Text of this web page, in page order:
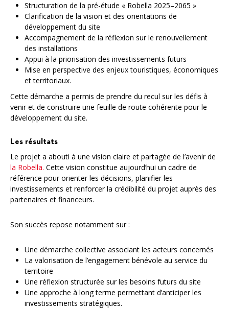
Structuration de la pré-étude « Robella 2025–2065 »
Clarification de la vision et des orientations de
développement du site
Accompagnement de la réflexion sur le renouvellement
des installations
Appui à la priorisation des investissements futurs
Mise en perspective des enjeux touristiques, économiques
et territoriaux.
Cette démarche a permis de prendre du recul sur les défis à
venir et de construire une feuille de route cohérente pour le
développement du site.
Les résultats
Le projet a abouti à une vision claire et partagée de l’avenir de
la Robella. Cette vision constitue aujourd’hui un cadre de
référence pour orienter les décisions, planifier les
investissements et renforcer la crédibilité du projet auprès des
partenaires et financeurs.
Son succès repose notamment sur :
Une démarche collective associant les acteurs concernés
La valorisation de l’engagement bénévole au service du
territoire
Une réflexion structurée sur les besoins futurs du site
Une approche à long terme permettant d’anticiper les
investissements stratégiques.